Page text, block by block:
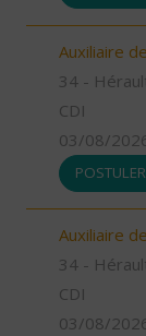
Auxiliaire
34 -
CDI
03/08/
POSTULER
Auxiliaire
34 -
CDI
03/08/